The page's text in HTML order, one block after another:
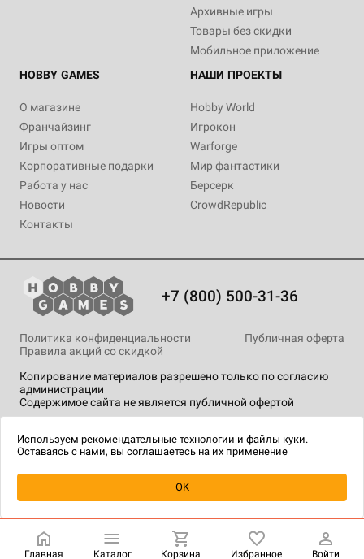
Архивные игры
Товары без скидки
Мобильное приложение
HOBBY GAMES
О магазине
Франчайзинг
Игры оптом
Корпоративные подарки
Работа у нас
Новости
Контакты
НАШИ ПРОЕКТЫ
Hobby World
Игрокон
Warforge
Мир фантастики
Берсерк
CrowdRepublic
+7 (800) 500-31-36
Копирование материалов разрешено только по согласию
администрации
Содержимое сайта не является публичной офертой
Политика конфиденциальности
Публичная оферта
Правила акций со скидкой
технологии.
Главная Каталог Корзина Избранное Войти
Используем рекомендательные технологии и файлы куки.
Оставаясь с нами, вы соглашаетесь на их применение
OK